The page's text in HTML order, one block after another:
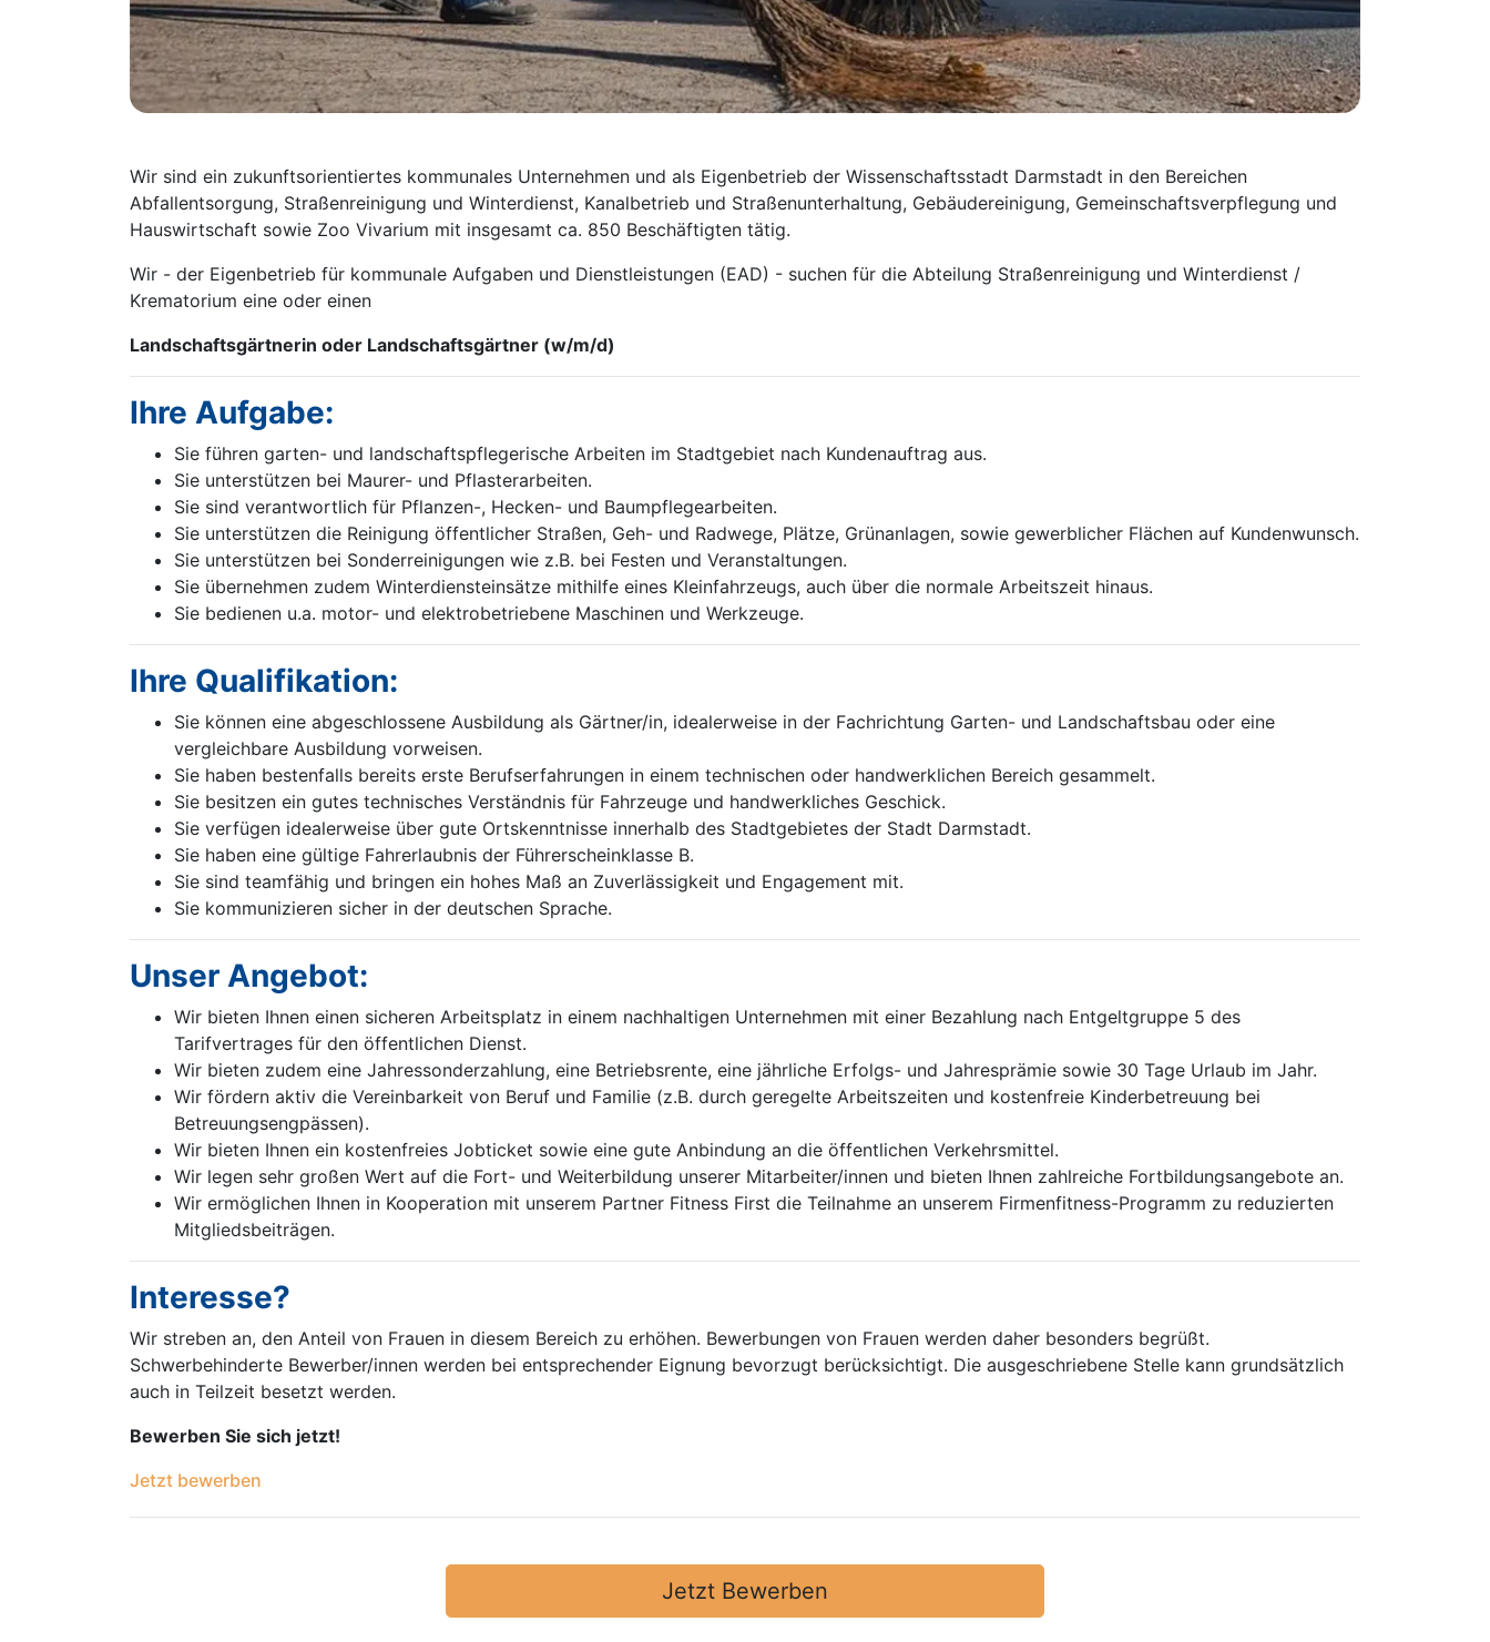
Wir sind ein zukunftsorientiertes kommunales Unternehmen und als Eigenbetrieb der Wissen­schaftsstadt Darmstadt in den Bereichen
Abfallentsorgung, Straßenreinigung und Winter­dienst, Kanalbetrieb und Straßenunterhaltung, Gebäudereinigung, Gemeinschaftsverpflegung und
Hauswirtschaft sowie Zoo Vivarium mit insgesamt ca. 850 Beschäftigten tätig.
Wir - der Eigenbetrieb für kommunale Aufgaben und Dienstleistungen (EAD) - suchen für die Abteilung Straßenreinigung und Winterdienst /
Krematorium eine oder einen
Landschaftsgärt­nerin oder Landschaftsgärtner (w/m/d)
Ihre Aufgabe:
Sie führen garten- und landschaftspflegerische Arbeiten im Stadtgebiet nach Kundenauftrag aus.
Sie unterstützen bei Maurer- und Pflasterarbeiten.
Sie sind verantwortlich für Pflanzen-, Hecken- und Baumpflegearbeiten.
Sie unterstützen die Reinigung öffentlicher Straßen, Geh- und Radwege, Plätze, Grünanlagen, sowie gewerblicher Flächen auf Kundenwunsch.
Sie unterstützen bei Sonderreinigungen wie z.B. bei Festen und Veranstaltungen.
Sie übernehmen zudem Winterdiensteinsätze mithilfe eines Kleinfahrzeugs, auch über die normale Ar­beitszeit hinaus.
Sie bedienen u.a. motor- und elektrobetriebene Maschinen und Werkzeuge.
Ihre Qualifikation:
Sie können eine abgeschlossene Ausbildung als Gärtner/in, idealerweise in der Fachrichtung Garten- und Landschaftsbau oder eine
vergleichbare Ausbildung vorweisen.
Sie haben bestenfalls bereits erste Berufserfahrungen in einem technischen oder handwerklichen Bereich gesammelt.
Sie besitzen ein gutes technisches Verständnis für Fahrzeuge und handwerkliches Geschick.
Sie verfügen idealerweise über gute Ortskenntnisse innerhalb des Stadtgebietes der Stadt Darmstadt.
Sie haben eine gültige Fahrerlaubnis der Führerscheinklasse B.
Sie sind teamfähig und bringen ein hohes Maß an Zuverlässigkeit und Engagement mit.
Sie kommunizieren sicher in der deutschen Sprache.
Unser Angebot:
Wir bieten Ihnen einen sicheren Arbeitsplatz in einem nachhaltigen Unternehmen mit einer Bezahlung nach Entgeltgruppe 5 des
Tarifvertrages für den öffentlichen Dienst.
Wir bieten zudem eine Jahressonderzahlung, eine Betriebsrente, eine jährliche Erfolgs- und Jahresprämie sowie 30 Tage Urlaub im Jahr.
Wir fördern aktiv die Vereinbarkeit von Beruf und Familie (z.B. durch geregelte Arbeitszeiten und kostenfreie Kinderbetreuung bei
Betreuungsengpässen).
Wir bieten Ihnen ein kostenfreies Jobticket sowie eine gute Anbindung an die öffentlichen Verkehrsmittel.
Wir legen sehr großen Wert auf die Fort- und Weiterbildung unserer Mitarbeiter/innen und bieten Ihnen zahlreiche Fortbildungsangebote an.
Wir ermöglichen Ihnen in Kooperation mit unserem Partner Fitness First die Teilnahme an unserem Firmenfitness-Programm zu reduzierten
Mitgliedsbeiträgen.
Interesse?
Wir streben an, den Anteil von Frauen in diesem Bereich zu erhöhen. Bewerbungen von Frauen werden daher besonders begrüßt.
Schwerbehinderte Bewerber/innen werden bei entsprechender Eignung bevorzugt berücksichtigt. Die ausgeschriebene Stelle kann grundsätzlich
auch in Teilzeit besetzt werden.
Bewerben Sie sich jetzt!
Jetzt bewerben
Jetzt Bewerben